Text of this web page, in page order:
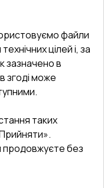
60 кв. 61
файли
цілей і, за
зазначено в
згоді може
таких
продовжуєте без